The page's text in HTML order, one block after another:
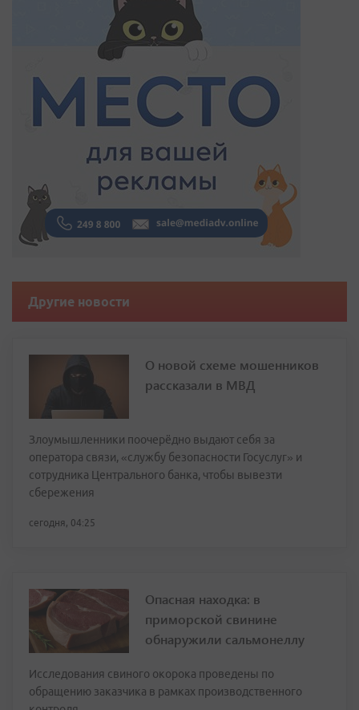
Другие новости
О новой схеме мошенников
рассказали в МВД
Злоумышленники поочерёдно выдают себя за
оператора связи, «службу безопасности Госуслуг» и
сотрудника Центрального банка, чтобы вывезти
сбережения
сегодня, 04:25
Опасная находка: в
приморской свинине
обнаружили сальмонеллу
Исследования свиного окорока проведены по
обращению заказчика в рамках производственного